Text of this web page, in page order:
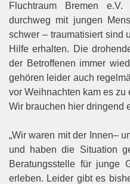
Fluchtraum Bremen
durchweg mit jungen
schwer – traumatisiert sind
Hilfe erhalten. Die
der Betroffenen immer wie
gehören leider auch
vor Weihnachten kam es zu
Wir brauchen hier dringend
„Wir waren mit der Innen–
und haben die Situation
Beratungsstelle für junge
erleben. Leider gibt es